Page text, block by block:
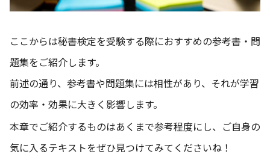
ここからは秘書検定を受験する際におすすめの参考書・問
題集をご紹介します。
前述の通り、参考書や問題集には相性があり、それが学習
の効率・効果に大きく影響します。
本章でご紹介するものはあくまで参考程度にし、ご自身の
気に入るテキストをぜひ見つけてみてくださいね！